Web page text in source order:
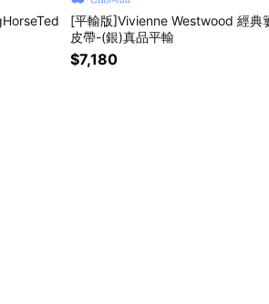
[平輸版]Vivienne Westwood 經典
皮帶-(銀)真品平輸
$7,180